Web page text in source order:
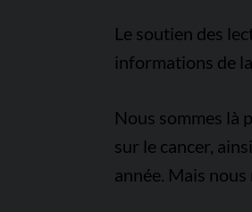
Le soutien des
informations de
Nous sommes là
sur le cancer,
année. Mais